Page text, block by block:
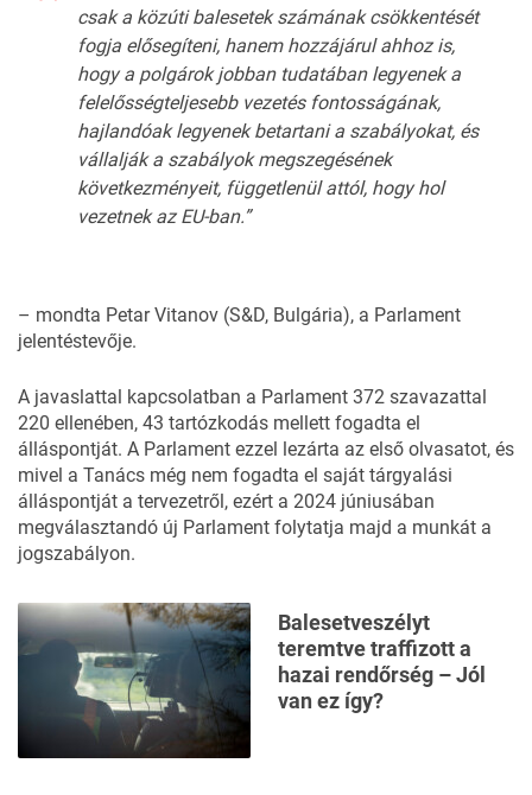
csak a közúti balesetek számának csökkentését
fogja elősegíteni, hanem hozzájárul ahhoz is,
hogy a polgárok jobban tudatában legyenek a
felelősségteljesebb vezetés fontosságának,
hajlandóak legyenek betartani a szabályokat, és
vállalják a szabályok megszegésének
következményeit, függetlenül attól, hogy hol
vezetnek az EU-ban.”
– mondta Petar Vitanov (S&D, Bulgária), a Parlament
jelentéstevője.
A javaslattal kapcsolatban a Parlament 372 szavazattal
220 ellenében, 43 tartózkodás mellett fogadta el
álláspontját. A Parlament ezzel lezárta az első olvasatot, és
mivel a Tanács még nem fogadta el saját tárgyalási
álláspontját a tervezetről, ezért a 2024 júniusában
megválasztandó új Parlament folytatja majd a munkát a
jogszabályon.
Balesetveszélyt
teremtve traffizott a
hazai rendőrség – Jól
van ez így?